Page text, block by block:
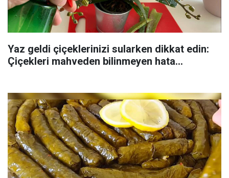
Yaz geldi çiçeklerinizi sularken dikkat edin:
Çiçekleri mahveden bilinmeyen hata...